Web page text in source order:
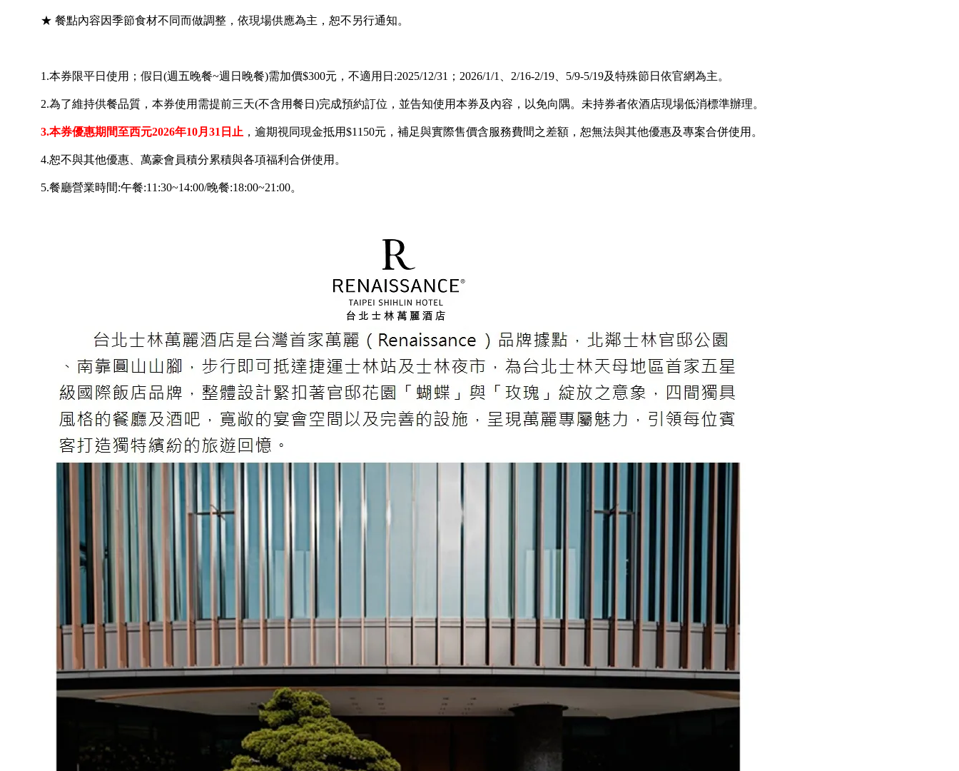
★ 餐點內容因季節食材不同而做調整，依現場供應為主，恕不另行通知。
1.本券限平日使用；假日(週五晚餐~週日晚餐)需加價$300元，不適用日:2025/12/31；2026/1/1、2/16-2/19、5/9-5/19及特殊節日依官網為主。
2.為了維持供餐品質，本券使用需提前三天(不含用餐日)完成預約訂位，並告知使用本券及內容，以免向隅。未持券者依酒店現場低消標準辦理。
3.本券優惠期間至西元2026年10月31日止 ，逾期視同現金抵用$1150元，補足與實際售價含服務費間之差額，恕無法與其他優惠及專案合併使用。
4.恕不與其他優惠、萬豪會員積分累積與各項福利合併使用。
5.餐廳營業時間:午餐:11:30~14:00/晚餐:18:00~21:00。